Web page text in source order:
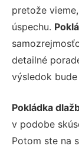
pretože
úspechu.
detailné
výsledok
Pokládka
v podobe
Potom ste na